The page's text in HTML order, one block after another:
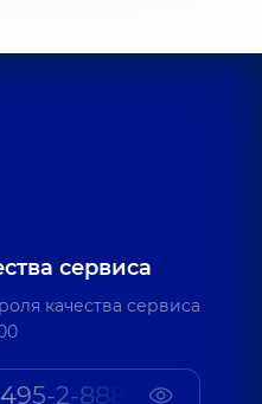
сервиса
качества сервиса
2-888